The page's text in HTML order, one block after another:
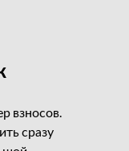
взносов.
сразу